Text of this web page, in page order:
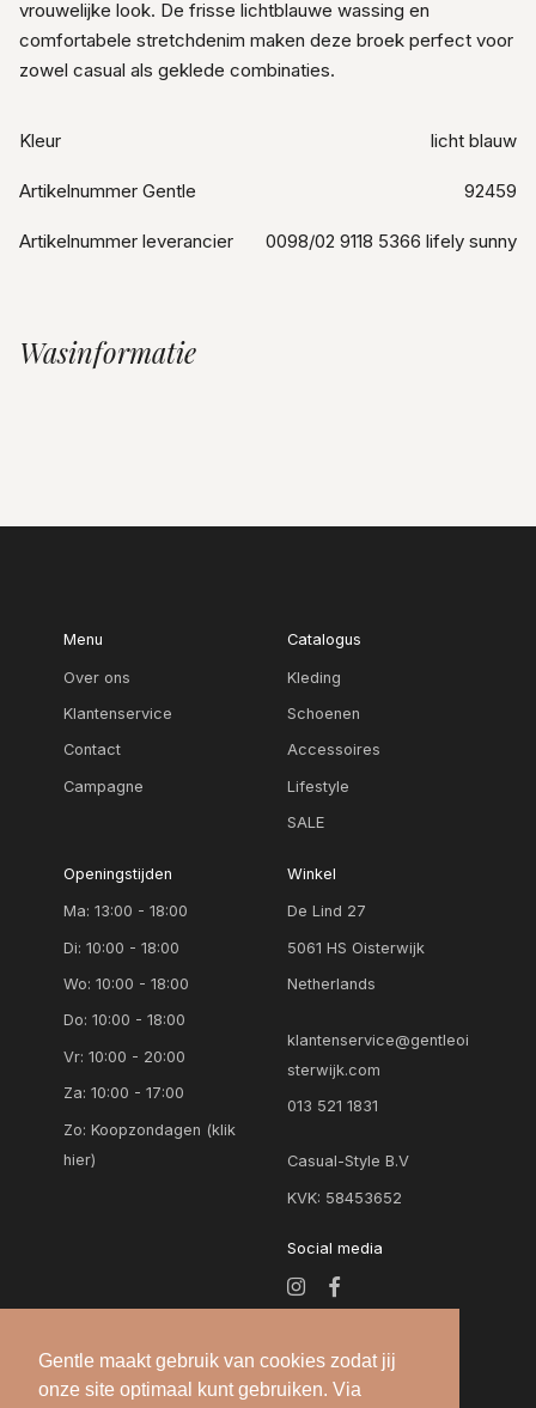
Gentle maakt gebruik van cookies zodat jij
onze site optimaal kunt gebruiken. Via
vrouwelijke look. De frisse lichtblauwe wassing en
comfortabele stretchdenim maken deze broek perfect voor
zowel casual als geklede combinaties.
Kleur licht blauw
Artikelnummer Gentle 92459
Artikelnummer leverancier 0098/02 9118 5366 lifely sunny
Wasinformatie
Menu
Over ons
Klantenservice
Contact
Campagne
Catalogus
Kleding
Schoenen
Accessoires
Lifestyle
SALE
Openingstijden
Ma: 13:00 - 18:00
Di: 10:00 - 18:00
Wo: 10:00 - 18:00
Do: 10:00 - 18:00
Vr: 10:00 - 20:00
Za: 10:00 - 17:00
Zo:Koopzondagen (klik
hier)
Winkel
De Lind 27
5061 HS Oisterwijk
Netherlands
klantenservice@gentleoi
sterwijk.com
013 521 1831
Casual-Style B.V
KVK: 58453652
Social media